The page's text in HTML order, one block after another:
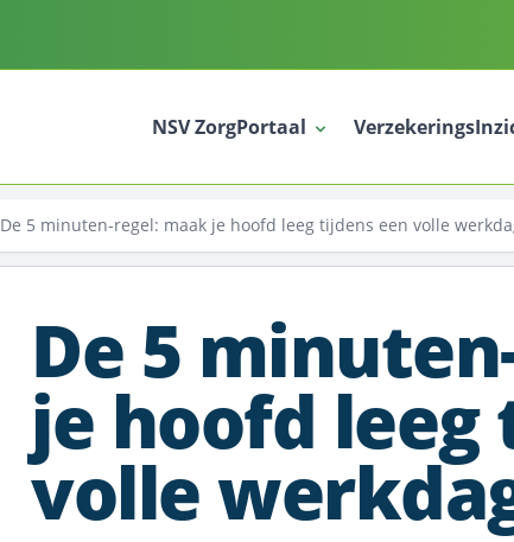
NSV ZorgPortaal
De 5 minuten-regel: maak je hoofd leeg tijdens een volle
De 5
je hoofd leeg
volle